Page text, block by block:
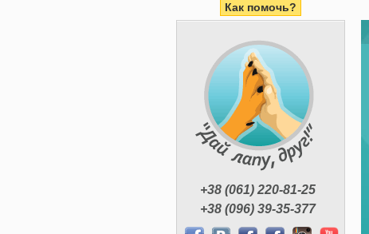
Как помочь?
+38 (061) 220-81-25
+38 (096) 39-35-377